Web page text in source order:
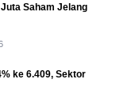
Saham Jelang
ke 6.409, Sektor